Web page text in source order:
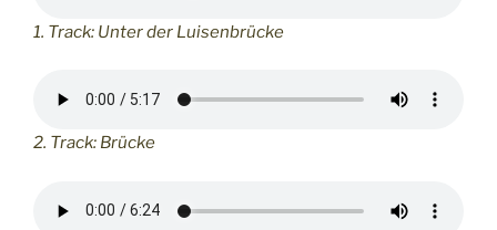
1. Track: Unter der Luisenbrücke
2. Track: Brücke